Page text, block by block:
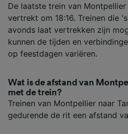
De laatste trein van Montpellier
vertrekt om 18:16. Treinen die
avonds laat vertrekken zijn
kunnen de tijden en
op feestdagen variëren.
Wat is de afstand van
met de trein?
Treinen van Montpellier naar
gedurende de rit een afstand